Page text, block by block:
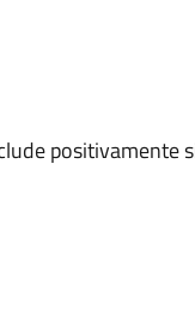
positivamente